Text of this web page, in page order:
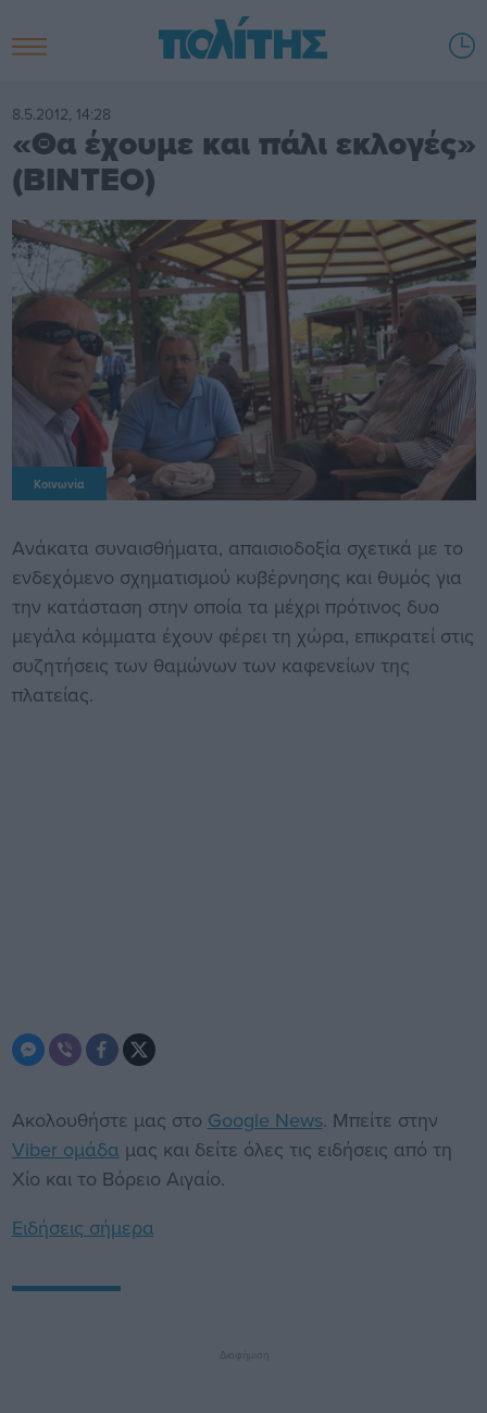
8.5.2012, 14:28
«Θα έχουμε και πάλι εκλογές»
(ΒΙΝΤΕΟ)
Κοινωνία
Ανάκατα συναισθήματα, απαισιοδοξία σχετικά με το
ενδεχόμενο σχηματισμού κυβέρνησης και θυμός για
την κατάσταση στην οποία τα μέχρι πρότινος δυο
μεγάλα κόμματα έχουν φέρει τη χώρα, επικρατεί στις
συζητήσεις των θαμώνων των καφενείων της
πλατείας.
Ακολουθήστε μας στο Google News. Μπείτε στην
Viber ομάδα μας και δείτε όλες τις ειδήσεις από τη
Χίο και το Βόρειο Αιγαίο.
Ειδήσεις σήμερα
Διαφήμιση